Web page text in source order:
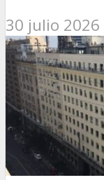
30 julio 2026